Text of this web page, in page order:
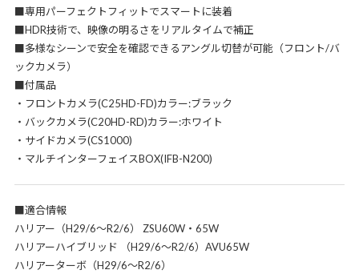
■専用パーフェクトフィットでスマートに装着
■HDR技術で、映像の明るさをリアルタイムで補正
■多様なシーンで安全を確認できるアングル切替が可能（フロント/バ
ックカメラ）
■付属品
・フロントカメラ(C25HD-FD)カラー:ブラック
・バックカメラ(C20HD-RD)カラー:ホワイト
・サイドカメラ(CS1000)
・マルチインターフェイスBOX(IFB-N200)
■適合情報
ハリアー（H29/6～R2/6） ZSU60W・65W
ハリアーハイブリッド （H29/6～R2/6）AVU65W
ハリアーターボ（H29/6～R2/6）